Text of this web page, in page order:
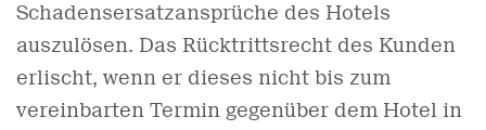
Schadensersatzansprüche des Hotels
auszulösen. Das Rücktrittsrecht des Kunden
erlischt, wenn er dieses nicht bis zum
vereinbarten Termin gegenüber dem Hotel in